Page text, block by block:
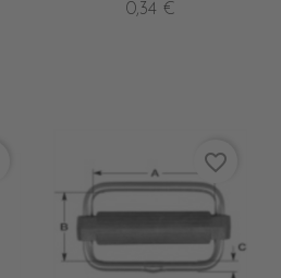
0,34 €
favorite_border